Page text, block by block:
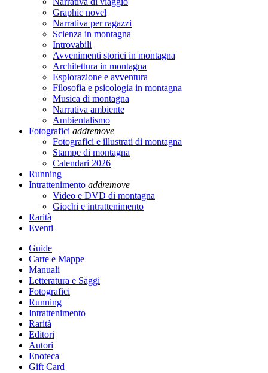
Graphic novel
Narrativa per ragazzi
Scienza in montagna
Introvabili
Avvenimenti storici in montagna
Architettura in montagna
Esplorazione e avventura
Filosofia e psicologia in montagna
Musica di montagna
Narrativa ambiente
Ambientalismo
Fotografici addremove
Fotografici e illustrati di montagna
Stampe di montagna
Calendari 2026
Running
Intrattenimento addremove
Video e DVD di montagna
Giochi e intrattenimento
Rarità
Eventi
Guide
Carte e Mappe
Manuali
Letteratura e Saggi
Fotografici
Running
Intrattenimento
Rarità
Editori
Autori
Enoteca
Gift Card